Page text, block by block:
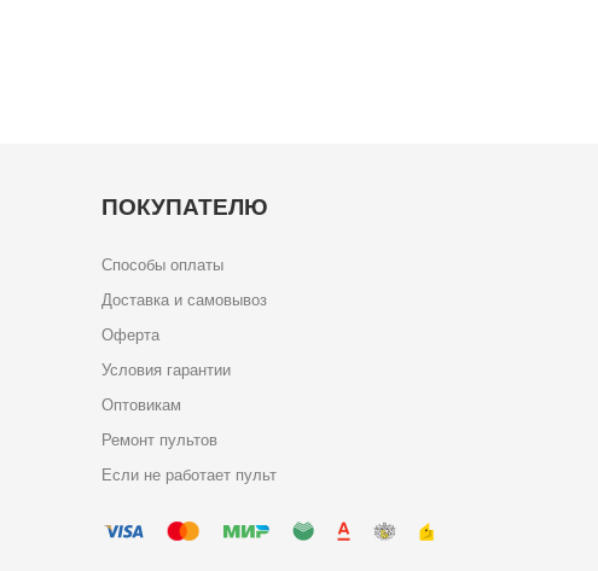
ПОКУПАТЕЛЮ
Способы оплаты
Доставка и самовывоз
Оферта
Условия гарантии
Оптовикам
Ремонт пультов
Если не работает пульт